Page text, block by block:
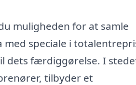
muligheden for at samle
speciale i
dets færdiggørelse. I
tilbyder et